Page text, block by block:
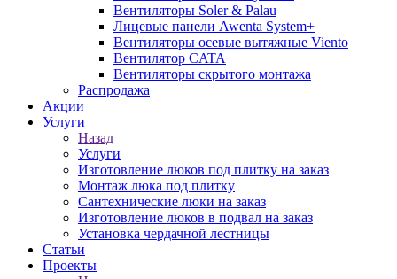
Вентиляторы Soler & Palau
Лицевые панели Awenta System+
Вентиляторы осевые вытяжные Viento
Вентилятор CATA
Вентиляторы скрытого монтажа
Распродажа
Акции
Услуги
Назад
Услуги
Изготовление люков под плитку на заказ
Монтаж люка под плитку
Сантехнические люки на заказ
Изготовление люков в подвал на заказ
Установка чердачной лестницы
Статьи
Проекты